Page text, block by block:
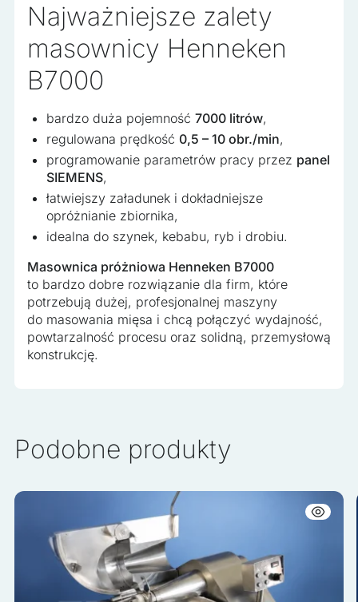
Najważniejsze zalety
masownicy Henneken
B7000
bardzo duża pojemność 7000 litrów,
regulowana prędkość 0,5 – 10 obr./min,
programowanie parametrów pracy przez panel
SIEMENS,
łatwiejszy załadunek i dokładniejsze
opróżnianie zbiornika,
idealna do szynek, kebabu, ryb i drobiu.
Masownica próżniowa Henneken B7000
to bardzo dobre rozwiązanie dla firm, które
potrzebują dużej, profesjonalnej maszyny
do masowania mięsa i chcą połączyć wydajność,
powtarzalność procesu oraz solidną, przemysłową
konstrukcję.
Podobne produkty